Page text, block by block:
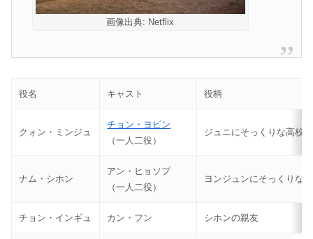
画像出典: Netflix
役名 キャスト 役柄
クォン・ミンジュ
チョン・ヨビン
（一人二役）
ジュニにそっくりな高校生
ナム・シホン
アン・ヒョソプ
（一人二役）
ヨンジュンにそっくりな
チョン・インギュ カン・フン シホンの親友